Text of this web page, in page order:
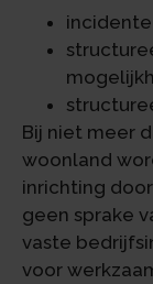
Bij niet meer
woonland
inrichting
geen sprake
vaste
voor